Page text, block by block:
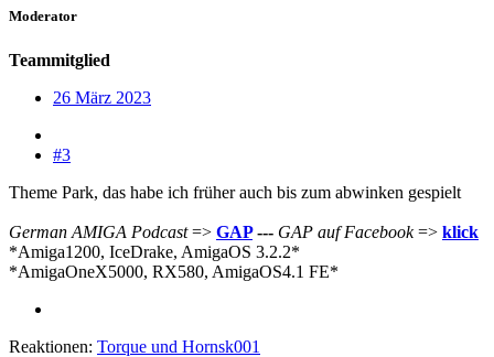
Moderator
Teammitglied
26 März 2023
#3
Theme Park, das habe ich früher auch bis zum abwinken gespielt
German AMIGA Podcast=> GAP--- GAP auf Facebook=> klick
*Amiga1200, IceDrake, AmigaOS 3.2.2*
*AmigaOneX5000, RX580, AmigaOS4.1 FE*
Reaktionen: Torque und Hornsk001